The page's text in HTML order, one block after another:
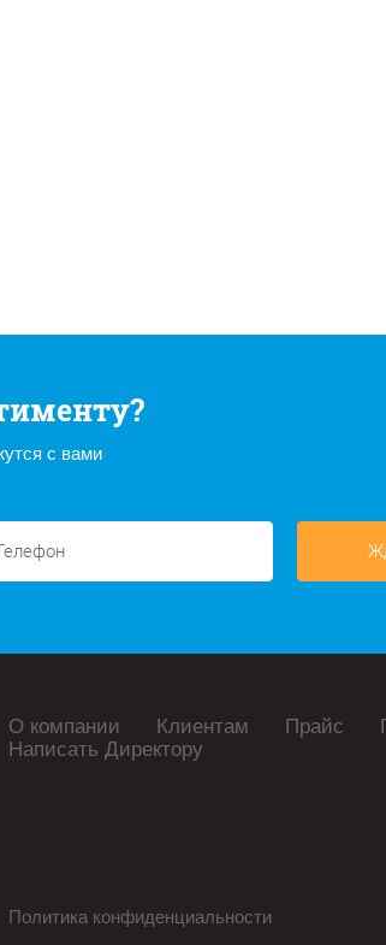
с вами
О компании Клиентам Прайс
Написать Директору
Политика конфиденциальности